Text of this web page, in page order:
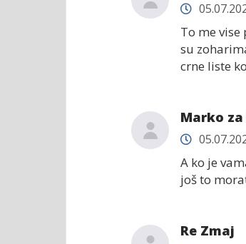
To me
su
crne liste
Marko za
A ko je
još to
Re Zmaj